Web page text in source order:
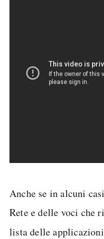
Anche se in alcuni
Rete e delle voci che
lista delle applicazioni